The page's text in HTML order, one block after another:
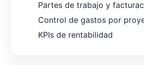
Partes de trabajo y
Control de gastos por
KPIs de rentabilidad